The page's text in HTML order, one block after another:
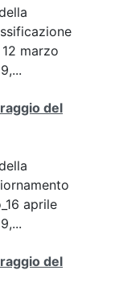
marzo
del
aprile
del